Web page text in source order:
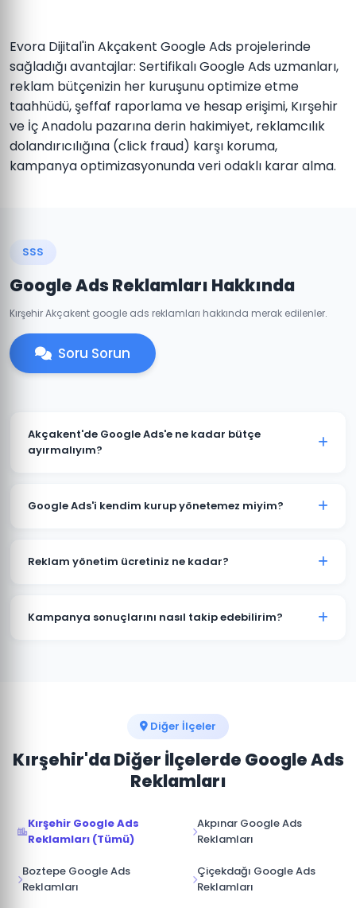
Evora Dijital'in Akçakent Google Ads projelerinde
sağladığı avantajlar: Sertifikalı Google Ads uzmanları,
reklam bütçenizin her kuruşunu optimize etme
taahhüdü, şeffaf raporlama ve hesap erişimi, Kırşehir
ve İç Anadolu pazarına derin hakimiyet, reklamcılık
dolandırıcılığına (click fraud) karşı koruma,
kampanya optimizasyonunda veri odaklı karar alma.
SSS
Google Ads Reklamları Hakkında
Kırşehir Akçakent google ads reklamları hakkında merak edilenler.
Soru Sorun
Akçakent'de Google Ads'e ne kadar bütçe
ayırmalıyım?
1.500 TL ile başlanabilir. Ancak anlamlı sonuçlar için
Google Ads'i kendim kurup yönetemez miyim?
kampanyalar bütçenizi hızla tüketir. Akçakent'deki
artırmaktadır.
Reklam yönetim ücretiniz ne kadar?
%15-20'si arasında değişmektedir. Akçakent için
Kampanya sonuçlarını nasıl takip edebilirim?
Diğer İlçeler
Kırşehir'da Diğer İlçelerde Google Ads
Reklamları
Kırşehir Google Ads
Reklamları (Tümü)
Akpınar Google Ads
Reklamları
Boztepe Google Ads
Reklamları
Çiçekdağı Google Ads
Reklamları